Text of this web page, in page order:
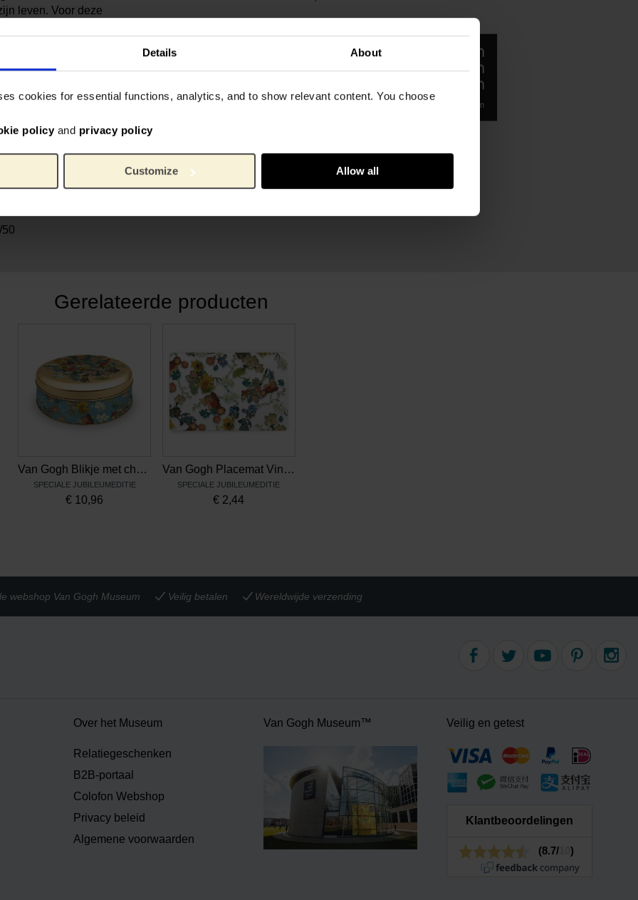
Details About
cookies for essential functions, analytics, and to show relevant content. You choose
policy and privacy policy
Customize Allow all
leven. Voor deze
samengebracht in
jarig jubileum wordt
meerdere prenten
Museum de grootste
ter wereld. Al 50 jaar
met het leven en
Onze producten
Vincent van Gogh in
aan de ondersteuning
tijdens ons
Gerelateerde producten
Van Gogh Blikje met chocolade Vincents bloemen
SPECIALE JUBILEUMEDITIE
€ 10,96
Van Gogh Placemat Vincents bloemen
SPECIALE JUBILEUMEDITIE
€ 2,44
webshop Van Gogh Museum Veilig betalen Wereldwijde verzending
Over het Museum
Relatiegeschenken
B2B-portaal
Colofon Webshop
Privacy beleid
Algemene voorwaarden
Van Gogh Museum™ Veilig en getest